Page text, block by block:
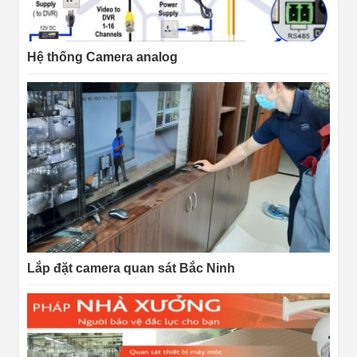
Hệ thống Camera analog
Lắp đặt camera quan sát Bắc Ninh